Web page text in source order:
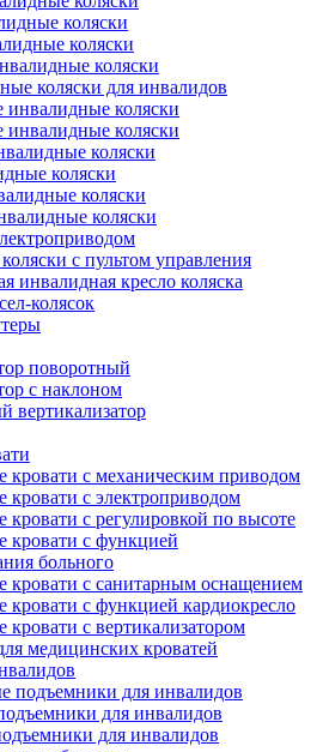
коляски
коляски
коляски
коляски для инвалидов
инвалидные коляски
инвалидные коляски
коляски
коляски
коляски
коляски
с пультом управления
инвалидная кресло коляска
колясок
поворотный
с наклоном
вертикализатор
кровати с механическим приводом
с электроприводом
с регулировкой по высоте
кровати с функцией
больного
кровати с санитарным оснащением
с функцией кардиокресло
с вертикализатором
медицинских кроватей
подъемники для инвалидов
для инвалидов
для инвалидов